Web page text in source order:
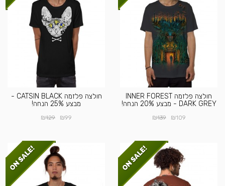
חולצה פלזמה INNER FOREST
DARK GREY - מבצע 20% הנחה!
₪109
₪139
חולצה פלזמה CATSIN BLACK -
מבצע 25% הנחה!
₪99
₪129